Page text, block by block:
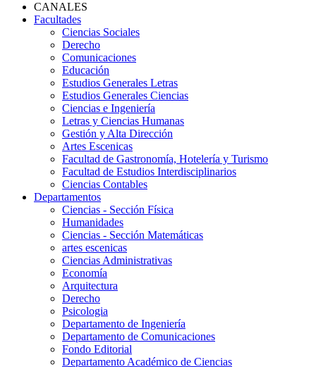
CANALES
Facultades
Ciencias Sociales
Derecho
Comunicaciones
Educación
Estudios Generales Letras
Estudios Generales Ciencias
Ciencias e Ingeniería
Letras y Ciencias Humanas
Gestión y Alta Dirección
Artes Escenicas
Facultad de Gastronomía, Hotelería y Turismo
Facultad de Estudios Interdisciplinarios
Ciencias Contables
Departamentos
Ciencias - Sección Física
Humanidades
Ciencias - Sección Matemáticas
artes escenicas
Ciencias Administrativas
Economía
Arquitectura
Derecho
Psicologia
Departamento de Ingeniería
Departamento de Comunicaciones
Fondo Editorial
Departamento Académico de Ciencias